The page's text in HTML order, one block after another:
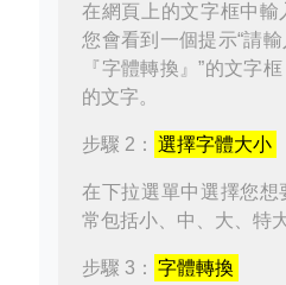
在網頁上的文字框中輸
您會看到一個提示“請
『字體轉換』”的文字
的文字。
步驟 2： 選擇字體大小
在下拉選單中選擇您想
常包括小、中、大、特
步驟 3： 字體轉換